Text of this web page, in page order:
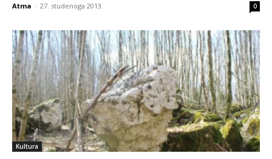
Atma - 27. studenoga 2013. 0
Kultura